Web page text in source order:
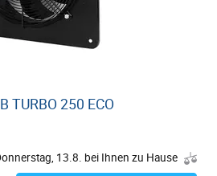
TURBO 250 ECO
13.8. bei Ihnen zu Hause